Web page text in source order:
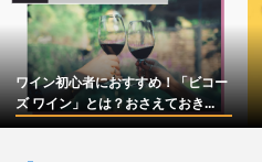
ワイン初心者におすすめ！「ビコー
ズ ワイン」とは？おさえておき...